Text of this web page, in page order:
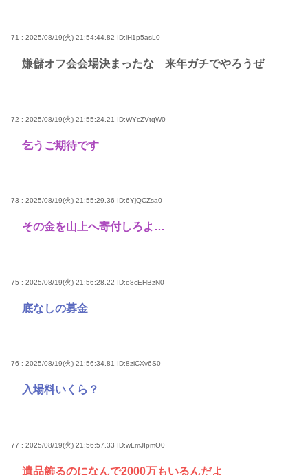
71 : 2025/08/19(火) 21:54:44.82 ID:lH1p5asL0
嫌儲オフ会会場決まったな 来年ガチでやろうぜ
72 : 2025/08/19(火) 21:55:24.21 ID:WYcZVtqW0
乞うご期待です
73 : 2025/08/19(火) 21:55:29.36 ID:6YjQCZsa0
その金を山上へ寄付しろよ…
75 : 2025/08/19(火) 21:56:28.22 ID:o8cEHBzN0
底なしの募金
76 : 2025/08/19(火) 21:56:34.81 ID:8ziCXv6S0
入場料いくら？
77 : 2025/08/19(火) 21:56:57.33 ID:wLmJIpmO0
遺品飾るのになんで2000万もいるんだよ